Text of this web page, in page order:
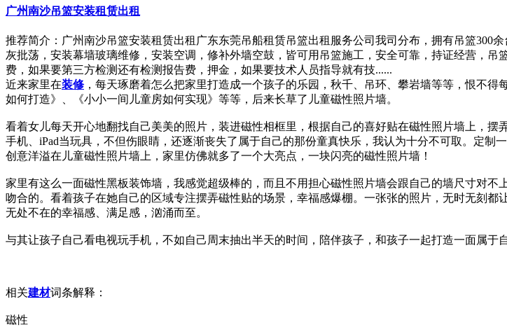
广州南沙吊篮安装租赁出租
推荐简介：广州南沙吊篮安装租赁出租广东东莞吊船租赁吊篮出租服务公司我司分布，拥有吊篮300
灰批荡，安装幕墙玻璃维修，安装空调，修补外墙空鼓，皆可用吊篮施工，安全可靠，持证经营，
费，如果要第三方检测还有检测报告费，押金，如果要技术人员指导就有技......
近来家里在装修 ，每天琢磨着怎么把家里打造成一个孩子的乐园，秋千、吊环、攀岩墙等等，恨不
如何打造》、《小小一间儿童房如何实现》等等，后来长草了儿童磁性照片墙。
看着女儿每天开心地翻找自己美美的照片，装进磁性相框里，根据自己的喜好贴在磁性照片墙上，
手机、iPad当玩具，不但伤眼睛，还逐渐丧失了属于自己的那份童真快乐，我认为十分不可取。定
创意洋溢在儿童磁性照片墙上，家里仿佛就多了一个大亮点，一块闪亮的磁性照片墙！
家里有这么一面磁性黑板装饰墙，我感觉超级棒的，而且不用担心磁性照片墙会跟自己的墙尺寸对
吻合的。看着孩子在她自己的区域专注摆弄磁性贴的场景，幸福感爆棚。一张张的照片，无时无刻
无处不在的幸福感、满足感，汹涌而至。
与其让孩子自己看电视玩手机，不如自己周末抽出半天的时间，陪伴孩子，和孩子一起打造一面属于
相关建材词条解释：
磁性